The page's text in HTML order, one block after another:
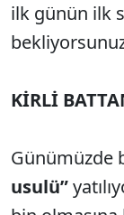
ilk günün ilk
KİRLİ
Günümüzde
usulü”